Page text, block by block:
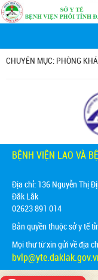
CHUYÊN MỤC: PHÒNG
BỆNH VIỆN LAO VÀ
Địa chỉ: 136 Nguyễn Thị
Đắk Lắk
02623 891 014
Bản quyền thuộc sở y tế
Mọi thư từ xin gửi về địa